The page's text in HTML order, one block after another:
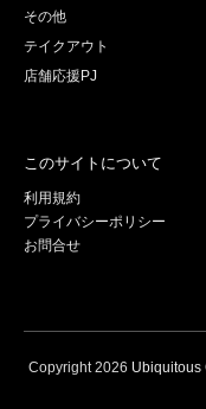
その他
テイクアウト
店舗応援PJ
このサイトについて
利用規約
プライバシーポリシー
お問合せ
Copyright2026 Ubiquitous